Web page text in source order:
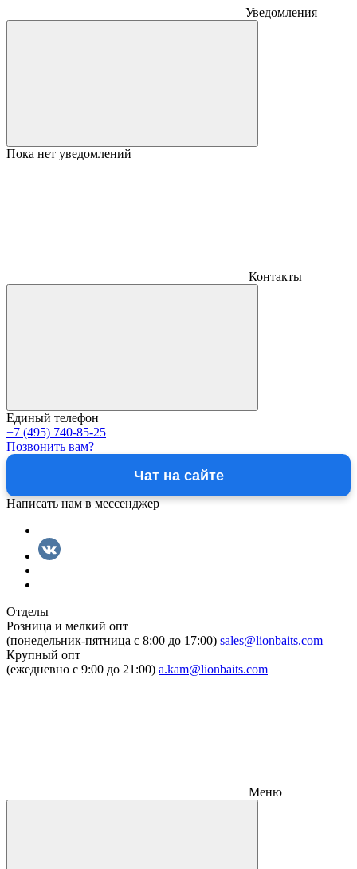
Уведомления
Пока нет уведомлений
Контакты
Единый телефон
+7 (495) 740-85-25
Позвонить вам?
Чат на сайте
Написать нам в мессенджер
Отделы
Розница и мелкий опт
(понедельник-пятница c 8:00 до 17:00) sales@lionbaits.com
Крупный опт
(ежедневно с 9:00 до 21:00) a.kam@lionbaits.com
Меню